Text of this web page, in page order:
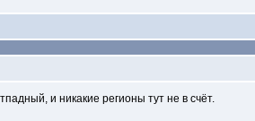
и никакие регионы тут не в счёт.